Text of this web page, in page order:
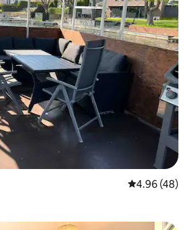
平均评分
4.96 (48)